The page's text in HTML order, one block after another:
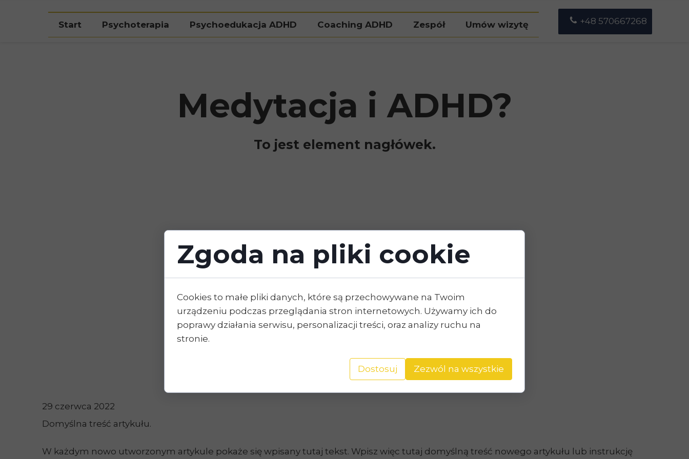
To jest element nagłówek.
29 czerwca 2022
Medytacja i ADHD?
Domyślna treść artykułu.
W każdym nowo utworzonym artykule pokaże się wpisany tutaj tekst. Wpisz więc tutaj domyślną treść nowego artykułu lub instrukcję
+48 570667268
Start Psychoterapia Psychoedukacja ADHD Coaching ADHD Zespół Umów wizytę
Zgoda na pliki cookie
Cookies to małe pliki danych, które są przechowywane na Twoim
urządzeniu podczas przeglądania stron internetowych. Używamy ich do
poprawy działania serwisu, personalizacji treści, oraz analizy ruchu na
stronie.
Dostosuj Zezwól na wszystkie